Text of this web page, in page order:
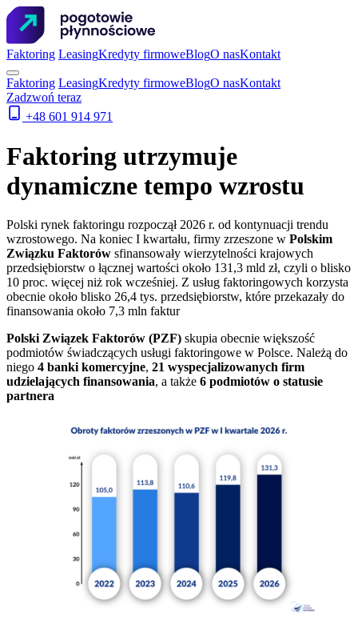
Faktoring LeasingKredyty firmoweBlogO nasKontakt
Faktoring LeasingKredyty firmoweBlogO nasKontakt
Zadzwoń teraz
+48 601 914 971
Faktoring utrzymuje
dynamiczne tempo wzrostu
Polski rynek faktoringu rozpoczął 2026 r. od kontynuacji trendu
wzrostowego. Na koniec I kwartału, firmy zrzeszone w Polskim
Związku Faktorów sfinansowały wierzytelności krajowych
przedsiębiorstw o łącznej wartości około 131,3 mld zł, czyli o blisko
10 proc. więcej niż rok wcześniej. Z usług faktoringowych korzysta
obecnie około blisko 26,4 tys. przedsiębiorstw, które przekazały do
finansowania około 7,3 mln faktur
Polski Związek Faktorów (PZF) skupia obecnie większość
podmiotów świadczących usługi faktoringowe w Polsce. Należą do
niego 4 banki komercyjne, 21 wyspecjalizowanych firm
udzielających finansowania, a także 6 podmiotów o statusie
partnera